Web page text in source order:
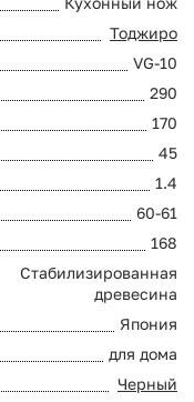
Тоджиро
VG-10
290
170
45
1.4
60-61
168
Стабилизированная
древесина
Япония
для дома
Черный